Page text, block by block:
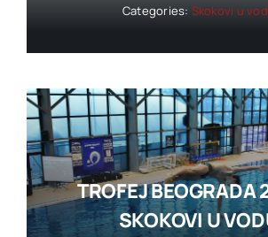
Categories: Skokovi u
TROFEJ BEOGRADA
SKOKOVI U